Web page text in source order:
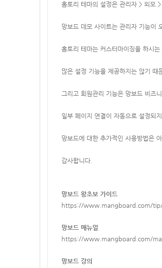
홈토리 테마의 설정은 관리자 > 외모
망보드 데모 사이트는 관리자 기능이
홈토리 테마는 커스터마이징을 하시
많은 설정 기능을 제공하지는 않기 때
그리고 회원관리 기능은 망보드 비즈
일부 페이지 연결이 자동으로 설정되
망보드에 대한 추가적인 사용방법은
감사합니다.
망보드 왕초보 가이드
https://www.mangboard.com/
망보드 매뉴얼
https://www.mangboard.com/
망보드 강의